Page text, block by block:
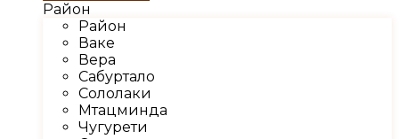
Район
Район
Ваке
Вера
Сабуртало
Сололаки
Мтацминда
Чугурети